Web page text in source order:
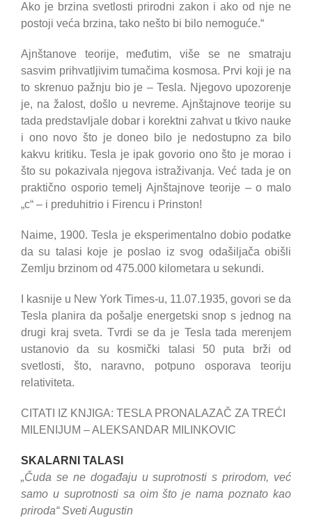
Ako je brzina svetlosti prirodni zakon i ako od nje ne
postoji veća brzina, tako nešto bi bilo nemoguće.“
Ajnštanove teorije, međutim, više se ne smatraju
sasvim prihvatljivim tumačima kosmosa. Prvi koji je na
to skrenuo pažnju bio je – Tesla. Njegovo upozorenje
je, na žalost, došlo u nevreme. Ajnštajnove teorije su
tada predstavljale dobar i korektni zahvat u tkivo nauke
i ono novo što je doneo bilo je nedostupno za bilo
kakvu kritiku. Tesla je ipak govorio ono što je morao i
što su pokazivala njegova istraživanja. Već tada je on
praktično osporio temelj Ajnštajnove teorije – o malo
„c“ – i preduhitrio i Firencu i Prinston!
Naime, 1900. Tesla je eksperimentalno dobio podatke
da su talasi koje je poslao iz svog odašiljača obišli
Zemlju brzinom od 475.000 kilometara u sekundi.
I kasnije u New York Times-u, 11.07.1935, govori se da
Tesla planira da pošalje energetski snop s jednog na
drugi kraj sveta. Tvrdi se da je Tesla tada merenjem
ustanovio da su kosmički talasi 50 puta brži od
svetlosti, što, naravno, potpuno osporava teoriju
relativiteta.
CITATI IZ KNJIGA: TESLA PRONALAZAČ ZA TREĆI
MILENIJUM – ALEKSANDAR MILINKOVIC
SKALARNI TALASI
„Čuda se ne događaju u suprotnosti s prirodom, već
samo u suprotnosti sa oim što je nama poznato kao
priroda“ Sveti Augustin